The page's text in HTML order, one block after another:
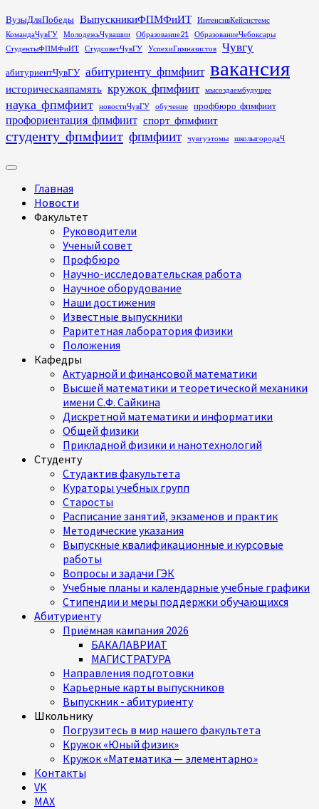
Перейти
к
содержимому
ВузыДляПобеды ВыпускникиФПМФиИТ
ИнтенсивКейсистемс
КомандаЧувГУ
МолодежьЧувашии Образование21
ОбразованиеЧебоксары
СтудентыФПМФиИТ
СтудсоветЧувГУ УспехиГимназистов Чувгу
абитуриентЧувГУ абитуриенту_фпмфиит вакансия
историческаяпамять кружок_фпмфиит мысоздаембудущее
наука_фпмфиит новостиЧувГУ обучение профбюро_фпмфиит
профориентация_фпмфиит спорт_фпмфиит
студенту_фпмфиит фпмфиит чувгуэтомы школыгородаЧ
Основное
Главная
Новости
Факультет
Руководители
Ученый совет
Профбюро
Научно-исследовательская работа
Научное оборудование
Наши достижения
Известные выпускники
Раритетная лаборатория физики
Положения
Кафедры
Актуарной и финансовой математики
Высшей математики и теоретической механики
имени С.Ф. Сайкина
Дискретной математики и информатики
Общей физики
Прикладной физики и нанотехнологий
Студенту
Студактив факультета
Кураторы учебных групп
Старосты
Расписание занятий, экзаменов и практик
Методические указания
Выпускные квалификационные и курсовые
работы
Вопросы и задачи ГЭК
Учебные планы и календарные учебные графики
Стипендии и меры поддержки обучающихся
Абитуриенту
Приёмная кампания 2026
БАКАЛАВРИАТ
МАГИСТРАТУРА
Направления подготовки
Карьерные карты выпускников
Выпускник - абитуриенту
Школьнику
Погрузитесь в мир нашего факультета
Кружок «Юный физик»
Кружок «Математика — элементарно»
Контакты
VK
MAX